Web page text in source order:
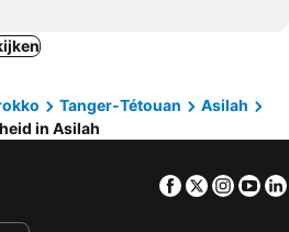
Tanger-Tétouan
Asilah
in Asilah
Facebook
Twitter